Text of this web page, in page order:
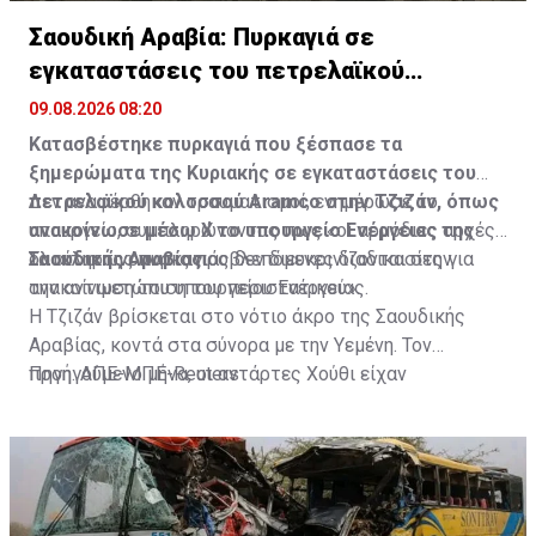
Σαουδική Αραβία: Πυρκαγιά σε
εγκαταστάσεις του πετρελαϊκού
κολοσσού Aramco
09.08.2026 08:20
Κατασβέστηκε πυρκαγιά που ξέσπασε τα
ξημερώματα της Κυριακής σε εγκαταστάσεις του
πετρελαϊκού κολοσσού Aramco στην Τζιζάν, όπως
ανακοίνωσε μέσω Χ το υπουργείο Ενέργειας της
Σαουδικής Αραβίας.
Δεν αναφέρθηκαν τραυματισμοί, ενημέρωσε το
υπουργείο, συμπληρώνοντας πως «οι αρμόδιες αρχές
ολοκληρώνουν τις προβλεπόμενες διαδικασίες για
την αντιμετώπιση του περιστατικού».
Τα αίτια της πυρκαγιάς δεν διευκρινίζονται στην
ανακοίνωση του υπουργείου Ενέργειας.
Η Τζιζάν βρίσκεται στο νότιο άκρο της Σαουδικής
Αραβίας, κοντά στα σύνορα με την Υεμένη. Τον
προηγούμενο μήνα, οι αντάρτες Χούθι είχαν
Πηγή: ΑΠΕ-ΜΠΕ-Reuters